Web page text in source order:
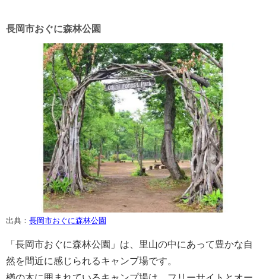
長岡市おぐに森林公園
出典： 長岡市おぐに森林公園
「長岡市おぐに森林公園」は、里山の中にあって豊かな自
然を間近に感じられるキャンプ場です。